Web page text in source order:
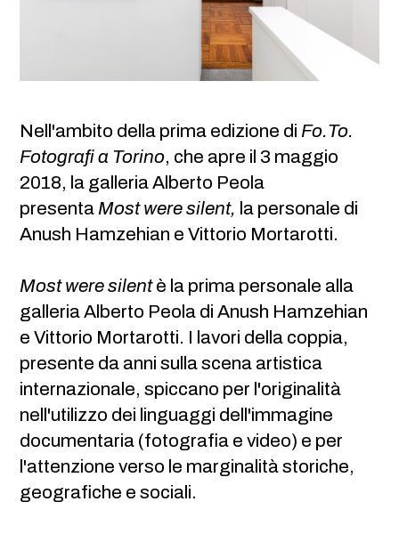
Nell'ambito della prima edizione diFo.To.
Fotografi a Torino, che apre il 3 maggio
2018, la galleria Alberto Peola
presentaMost were silent, la personale di
Anush Hamzehian e Vittorio Mortarotti.
Most were silentè la prima personale alla
galleria Alberto Peola di Anush Hamzehian
e Vittorio Mortarotti. I lavori della coppia,
presente da anni sulla scena artistica
internazionale, spiccano per l'originalità
nell'utilizzo dei linguaggi dell'immagine
documentaria (fotografia e video) e per
l'attenzione verso le marginalità storiche,
geografiche e sociali.